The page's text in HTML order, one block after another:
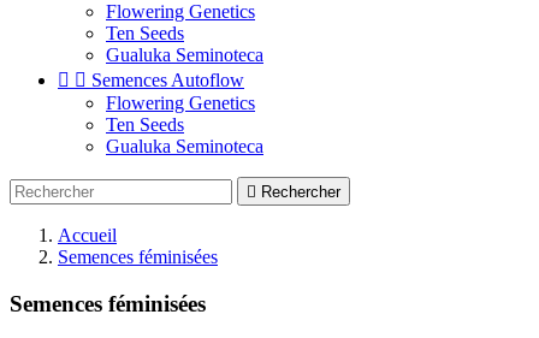
Flowering Genetics
Ten Seeds
Gualuka Seminoteca
  Semences Autoflow
Flowering Genetics
Ten Seeds
Gualuka Seminoteca
 Rechercher
Accueil
Semences féminisées
Semences féminisées